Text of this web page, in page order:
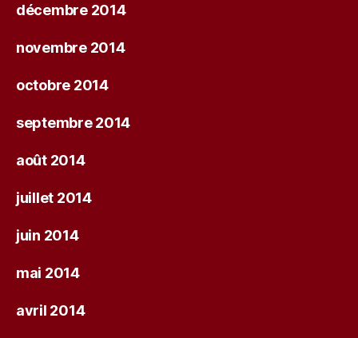
décembre 2014
novembre 2014
octobre 2014
septembre 2014
août 2014
juillet 2014
juin 2014
mai 2014
avril 2014